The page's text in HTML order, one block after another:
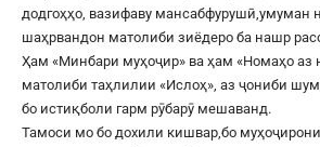
додгоҳҳо, вазифаву мансабфурушӣ,умуман
шаҳрвандон матолиби зиёдеро ба нашр
Ҳам «Минбари муҳоҷир» ва ҳам «Номаҳо аз
матолиби таҳлилии «Ислоҳ», аз ҷониби
бо истиқболи гарм рӯбарӯ мешаванд.
Тамоси мо бо дохили кишвар,бо